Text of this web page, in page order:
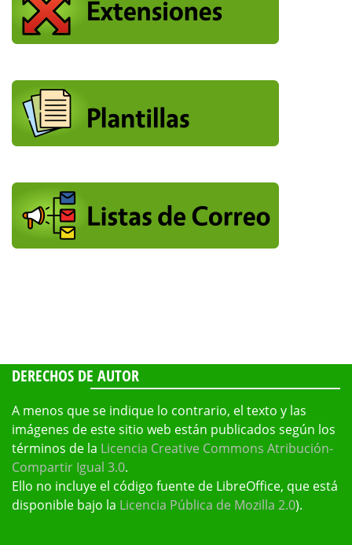
DERECHOS DE AUTOR
A menos que se indique lo contrario, el texto y las
imágenes de este sitio web están publicados según los
términos de la Licencia Creative Commons Atribución-
Compartir Igual 3.0.
Ello no incluye el código fuente de LibreOffice, que está
disponible bajo la Licencia Pública de Mozilla 2.0).